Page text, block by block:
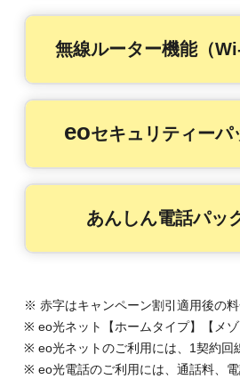
無線ルーター機能（
eoセキュリティーパ
あんしん電話パッ
※ 赤字はキャンペーン割引適用後の
※ eo光ネット【ホームタイプ】【メ
※ eo光ネットのご利用には、1契約回
※ eo光電話のご利用には、通話料、